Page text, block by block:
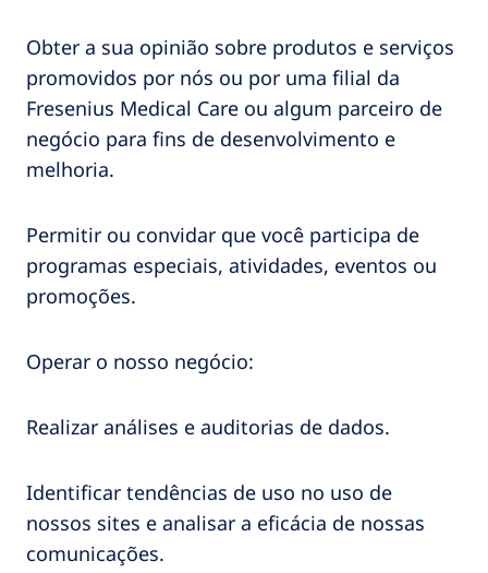
Obter a sua opinião sobre produtos e serviços
promovidos por nós ou por uma filial da
Fresenius Medical Care ou algum parceiro de
negócio para fins de desenvolvimento e
melhoria.
Permitir ou convidar que você participa de
programas especiais, atividades, eventos ou
promoções.
Operar o nosso negócio:
Realizar análises e auditorias de dados.
Identificar tendências de uso no uso de
nossos sites e analisar a eficácia de nossas
comunicações.